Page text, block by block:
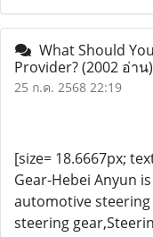
What Should
Provider?(2002 อ่าน)
25 ก.ค. 2568 22:19
[size= 18.6667px;
Gear-Hebei Anyun
automotive steering
steering